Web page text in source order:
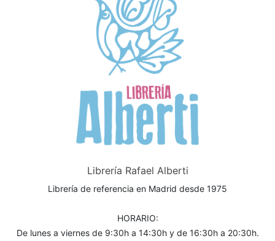
Librería Rafael Alberti
Librería de referencia en Madrid desde 1975
HORARIO:
De lunes a viernes de 9:30h a 14:30h y de 16:30h a 20:30h.